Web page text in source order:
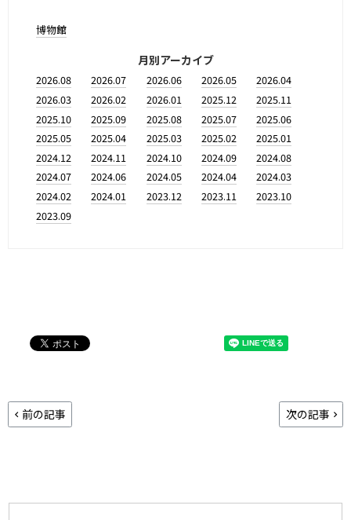
博物館
月別アーカイブ
2026.08 2026.07 2026.06 2026.05
2026.04
2026.03
2026.02 2026.01 2025.12
2025.11
2025.10
2025.09 2025.08 2025.07
2025.06
2025.05
2025.04 2025.03 2025.02
2025.01
2024.12
2024.11 2024.10 2024.09
2024.08
2024.07
2024.06 2024.05 2024.04
2024.03
2024.02
2024.01 2023.12 2023.11
2023.10
2023.09
前の記事 次の記事